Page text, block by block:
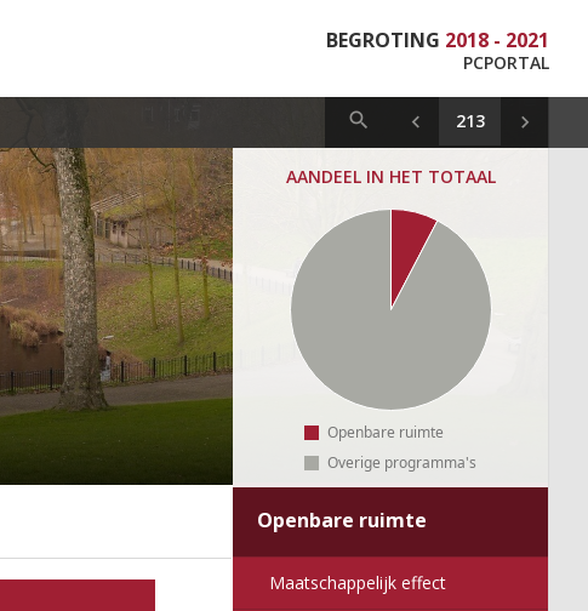
BEGROTING 2018 - 2021
PCPORTAL
AANDEEL IN HET TOTAAL
Openbare ruimte
Overige programma's
Openbare ruimte
Maatschappelijk effect